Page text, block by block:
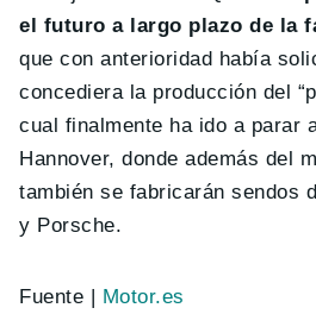
el futuro a largo plazo de la
que con anterioridad había
concediera la producción del
cual finalmente ha ido a parar
Hannover, donde además del
también se fabricarán sendos
y Porsche.
Fuente | Motor.es